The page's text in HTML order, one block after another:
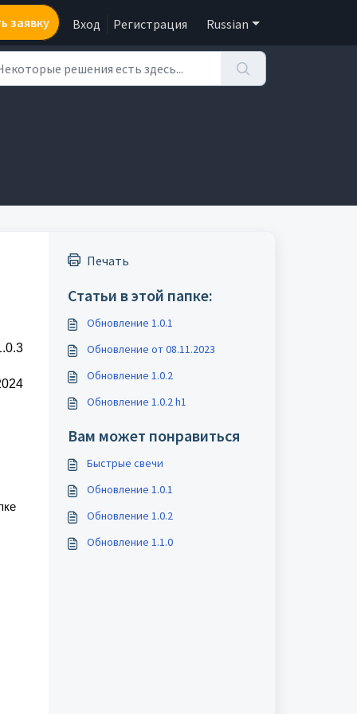
заявку Вход Регистрация Russian
Печать
Статьи в этой папке:
Обновление 1.0.1
Обновление от 08.11.2023
Обновление 1.0.2
Обновление 1.0.2 h1
Вам может понравиться
Быстрые свечи
Обновление 1.0.1
Обновление 1.0.2
Обновление 1.1.0